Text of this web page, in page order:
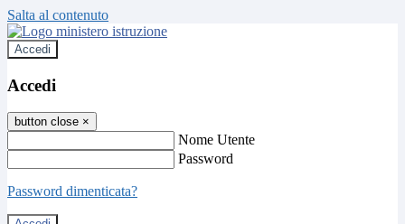
Salta al contenuto
Accedi
Accedi
button close ×
Nome Utente
Password
Password dimenticata?